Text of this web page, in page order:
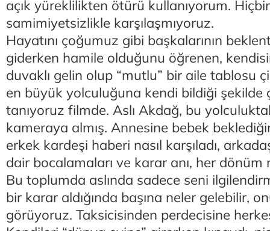
açık yüreklilikten ötürü kullanıyorum.
samimiyetsizlikle karşılaşmıyoruz.
Hayatını çoğumuz gibi başkalarının
giderken hamile olduğunu öğrenen,
duvaklı gelin olup “mutlu” bir aile tablosu
en büyük yolculuğuna kendi bildiği şekilde
tanıyoruz filmde. Aslı Akdağ, bu
kameraya almış. Annesine bebek
erkek kardeşi haberi nasıl karşıladı,
dair bocalamaları ve karar anı, her dönüm
Bu toplumda aslında sadece seni
bir karar aldığında başına neler gelebilir,
görüyoruz. Taksicisinden perdecisine